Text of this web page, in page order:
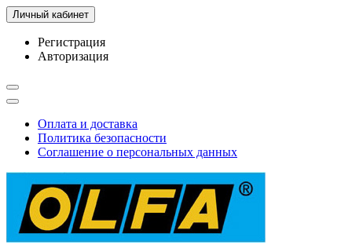
Личный кабинет
Регистрация
Авторизация
Оплата и доставка
Политика безопасности
Соглашение о персональных данных